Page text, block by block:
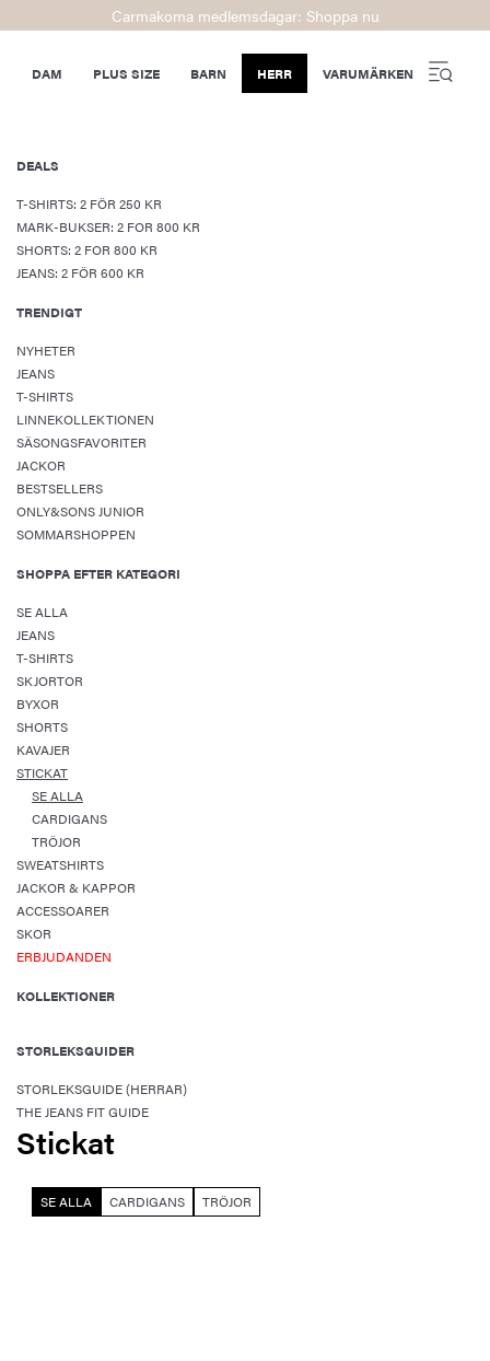
Carmakoma medlemsdagar: Shoppa nu
DAM PLUS SIZE BARN HERR VARUMÄRKEN
DEALS
T-SHIRTS: 2 FÖR 250 KR
MARK-BUKSER: 2 FOR 800 KR
SHORTS: 2 FOR 800 KR
JEANS: 2 FÖR 600 KR
TRENDIGT
NYHETER
JEANS
T-SHIRTS
LINNEKOLLEKTIONEN
SÄSONGSFAVORITER
JACKOR
BESTSELLERS
ONLY&SONS JUNIOR
SOMMARSHOPPEN
SHOPPA EFTER KATEGORI
SE ALLA
JEANS
T-SHIRTS
SKJORTOR
BYXOR
SHORTS
KAVAJER
STICKAT
SE ALLA
CARDIGANS
TRÖJOR
SWEATSHIRTS
JACKOR & KAPPOR
ACCESSOARER
SKOR
ERBJUDANDEN
KOLLEKTIONER
STORLEKSGUIDER
STORLEKSGUIDE (HERRAR)
THE JEANS FIT GUIDE
Stickat
SE ALLA CARDIGANS TRÖJOR